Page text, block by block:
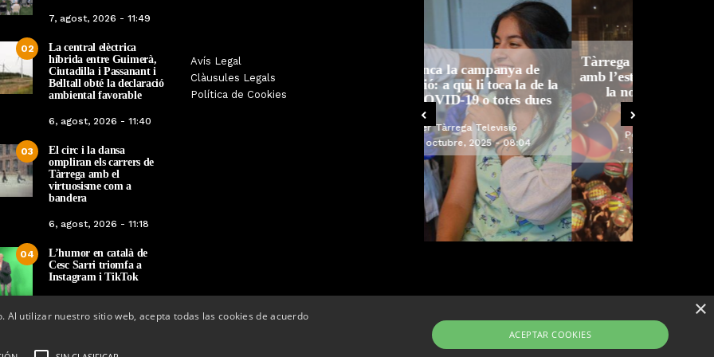
7, agost, 2026 - 11:49
02
La central elèctrica
híbrida entre Guimerà,
Ciutadilla i Passanant i
Belltall obté la declaració
ambiental favorable
6, agost, 2026 - 11:40
03
El circ i la dansa
ompliran els carrers de
Tàrrega amb el
virtuosisme com a
bandera
6, agost, 2026 - 11:18
04
L’humor en català de
Cesc Sarri triomfa a
Instagram i TikTok
Avís Legal
Clàusules Legals
Política de Cookies
Tàrrega celebra la 25a Fira del
Medi Ambient
Per Tàrrega Televisió
vacunació: a qui li toca la de la
grip, COVID-19 o totes dues
Tàrrega farà bategar la història
amb l’estrena de “Lo Pedrafoc”,
la nova bèstia festiva de
Guixanet
Per
Tàrrega Televisió
12, maig, 2026 - 09:29
×
utilizar nuestro sitio web, acepta todas las cookies de acuerdo
ACEPTAR COOKIES